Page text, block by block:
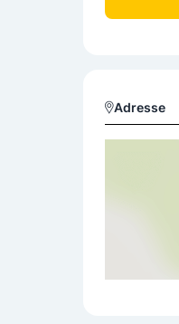
Adresse